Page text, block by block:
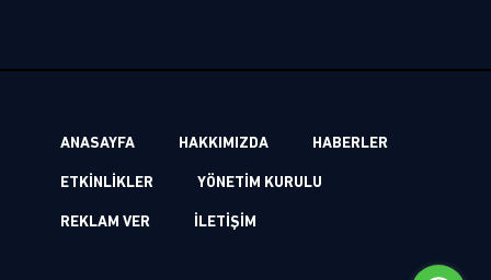
ANASAYFA HAKKIMIZDA HABERLER
ETKİNLİKLER YÖNETİM KURULU
REKLAM VER İLETİŞİM